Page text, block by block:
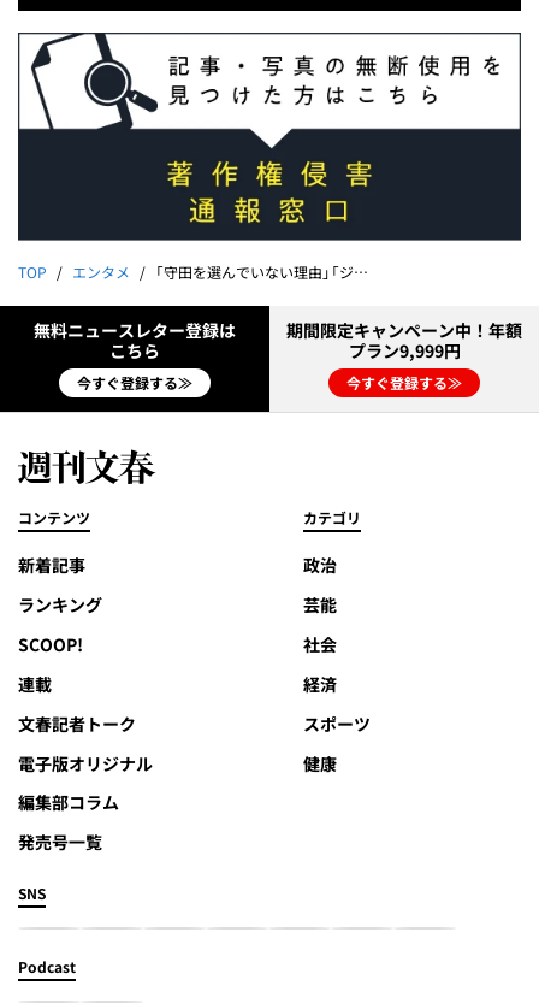
TOP エンタメ 「守田を選んでいない理由」「ジョーカーになり得る駒は」元日本代表・岩政大樹が語るオランダ攻略のポイント
無料ニュースレター登録は
こちら
今すぐ登録する≫
期間限定キャンペーン中！年額
プラン9,999円
今すぐ登録する≫
コンテンツ
新着記事
ランキング
SCOOP!
連載
文春記者トーク
電子版オリジナル
編集部コラム
発売号一覧
カテゴリ
政治
芸能
社会
経済
スポーツ
健康
SNS
Podcast